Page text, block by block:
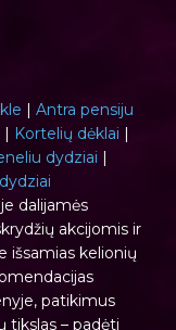
Antra pensiju
Kortelių dėklai
dydziai
dalijamės
akcijomis ir
išsamias kelionių
patikimus
tikslas – padėti